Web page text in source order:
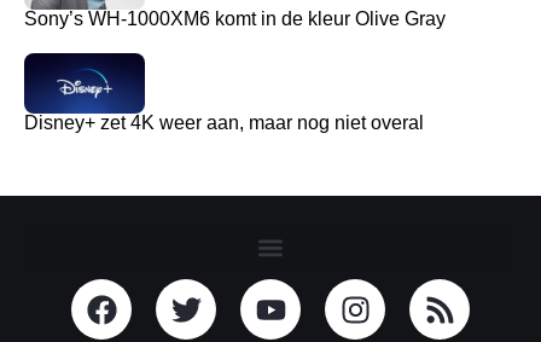
Sony’s WH-1000XM6 komt in de kleur Olive Gray
Disney+ zet 4K weer aan, maar nog niet overal